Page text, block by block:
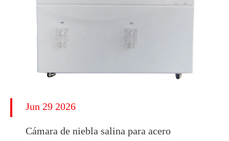
Jun 29 2026
Cámara de niebla salina para acero